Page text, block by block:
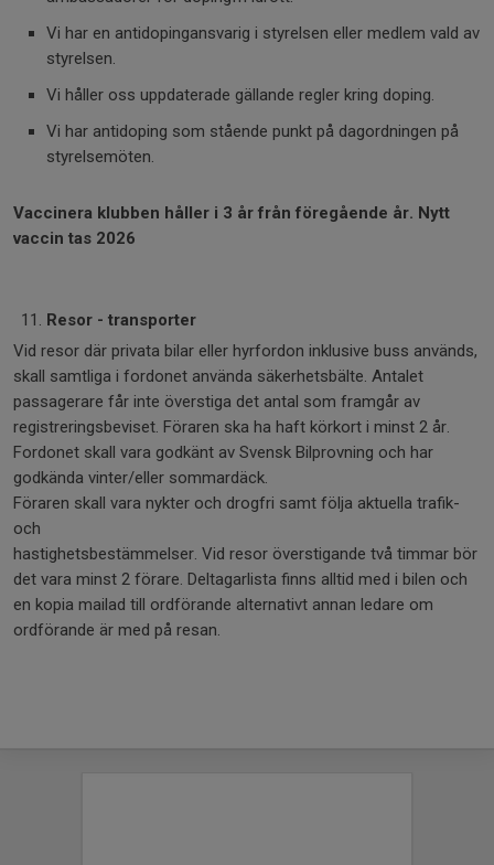
Vi har en antidopingansvarig i styrelsen eller medlem vald av
styrelsen.
Vi håller oss uppdaterade gällande regler kring doping.
Vi har antidoping som stående punkt på dagordningen på
styrelsemöten.
Vaccinera klubben håller i 3 år från föregående år. Nytt
vaccin tas 2026
Resor - transporter
Vid resor där privata bilar eller hyrfordon inklusive buss används,
skall samtliga i fordonet använda säkerhetsbälte. Antalet
passagerare får inte överstiga det antal som framgår av
registreringsbeviset. Föraren ska ha haft körkort i minst 2 år.
Fordonet skall vara godkänt av Svensk Bilprovning och har
godkända vinter/eller sommardäck.
Föraren skall vara nykter och drogfri samt följa aktuella trafik-
och
hastighetsbestämmelser. Vid resor överstigande två timmar bör
det vara minst 2 förare. Deltagarlista finns alltid med i bilen och
en kopia mailad till ordförande alternativt annan ledare om
ordförande är med på resan.